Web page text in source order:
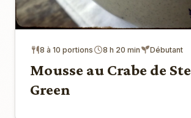
8 à 10 portions 8 h 20 min Débutant
Mousse au Crabe de
Green